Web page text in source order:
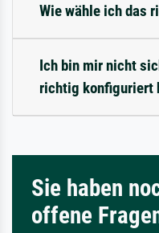
Wie wähle ich das
Ich bin mir nicht
richtig konfiguriert
Sie haben
offene